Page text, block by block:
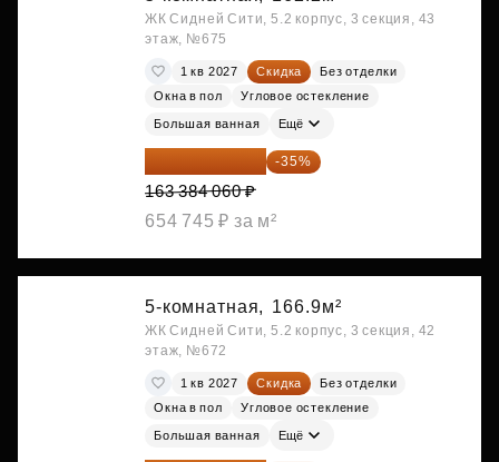
ЖК Сидней Сити, 5.2 корпус, 3 секция, 43
этаж, №675
1 кв 2027 Скидка
Без отделки
Окна в пол
Угловое остекление
Большая ванная Ещё
106 199 639 ₽ -35%
163 384 060 ₽
654 745 ₽ за м²
5-комнатная, 166.9м²
ЖК Сидней Сити, 5.2 корпус, 3 секция, 42
этаж, №672
1 кв 2027 Скидка
Без отделки
Окна в пол
Угловое остекление
Большая ванная Ещё